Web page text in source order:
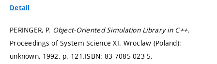
Detail
PERINGER, P. Object-Oriented Simulation Library in C++.
Proceedings of System Science XI. Wroclaw (Poland):
unknown, 1992. p. 121.ISBN: 83-7085-023-5.